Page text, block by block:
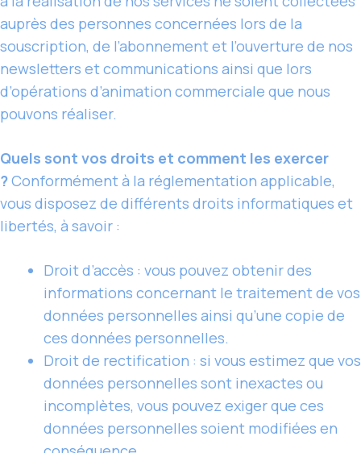
auprès des personnes concernées lors de la
souscription, de l’abonnement et l’ouverture de nos
newsletters et communications ainsi que lors
d’opérations d’animation commerciale que nous
pouvons réaliser.
Quels sont vos droits et comment les exercer
?Conformément à la réglementation applicable,
vous disposez de différents droits informatiques et
libertés, à savoir :
Droit d’accès : vous pouvez obtenir des
informations concernant le traitement de vos
données personnelles ainsi qu’une copie de
ces données personnelles.
Droit de rectification : si vous estimez que vos
données personnelles sont inexactes ou
incomplètes, vous pouvez exiger que ces
données personnelles soient modifiées en